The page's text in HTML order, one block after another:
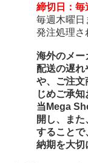
締切日：毎
毎週木曜日
発注処理さ
海外のメー
配送の遅れ
や、ご注文
じめご承知
当Mega
開し、ま
することで
納期を大